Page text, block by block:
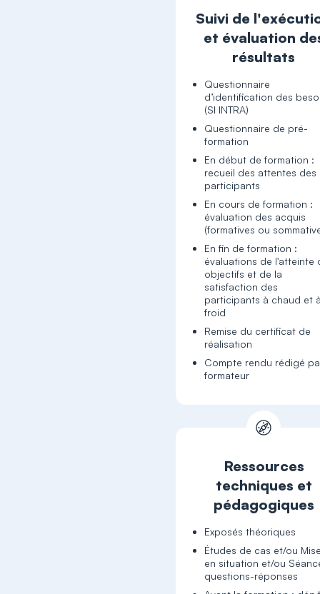
Suivi de
et évaluation
résultats
Questionnaire
d’identification des
(SI INTRA)
Questionnaire de pré-
formation
En début de formation :
recueil des attentes des
participants
En cours de formation :
évaluation des acquis
(formatives ou
En fin de formation :
évaluations de l'atteinte
objectifs et de la
satisfaction des
participants à chaud et
froid
Remise du certificat de
réalisation
Compte rendu rédigé
formateur
Ressources
techniques et
pédagogiques
Exposés théoriques
Études de cas et/ou
en situation et/ou
questions-réponses